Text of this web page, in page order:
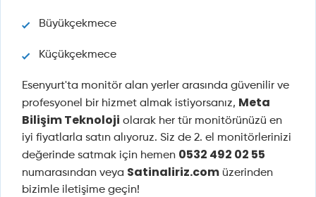
Büyükçekmece
Küçükçekmece
Esenyurt'ta monitör alan yerler arasında güvenilir ve
profesyonel bir hizmet almak istiyorsanız, Meta
Bilişim Teknoloji olarak her tür monitörünüzü en
iyi fiyatlarla satın alıyoruz. Siz de 2. el monitörlerinizi
değerinde satmak için hemen 0532 492 02 55
numarasından veya Satinaliriz.com üzerinden
bizimle iletişime geçin!